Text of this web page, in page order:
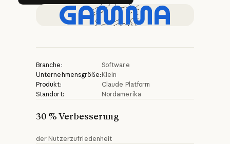
Branche:
Software
Unternehmensgröße: Klein
Produkt:
Claude Platform
Standort:
Nordamerika
30 % Verbesserung
der Nutzerzufriedenheit